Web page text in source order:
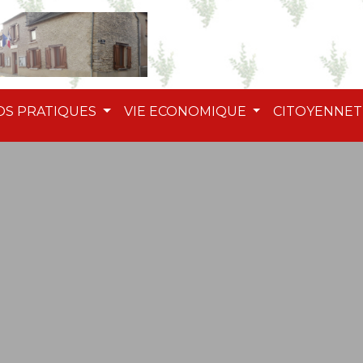
PRATIQUES VIE ECONOMIQUE